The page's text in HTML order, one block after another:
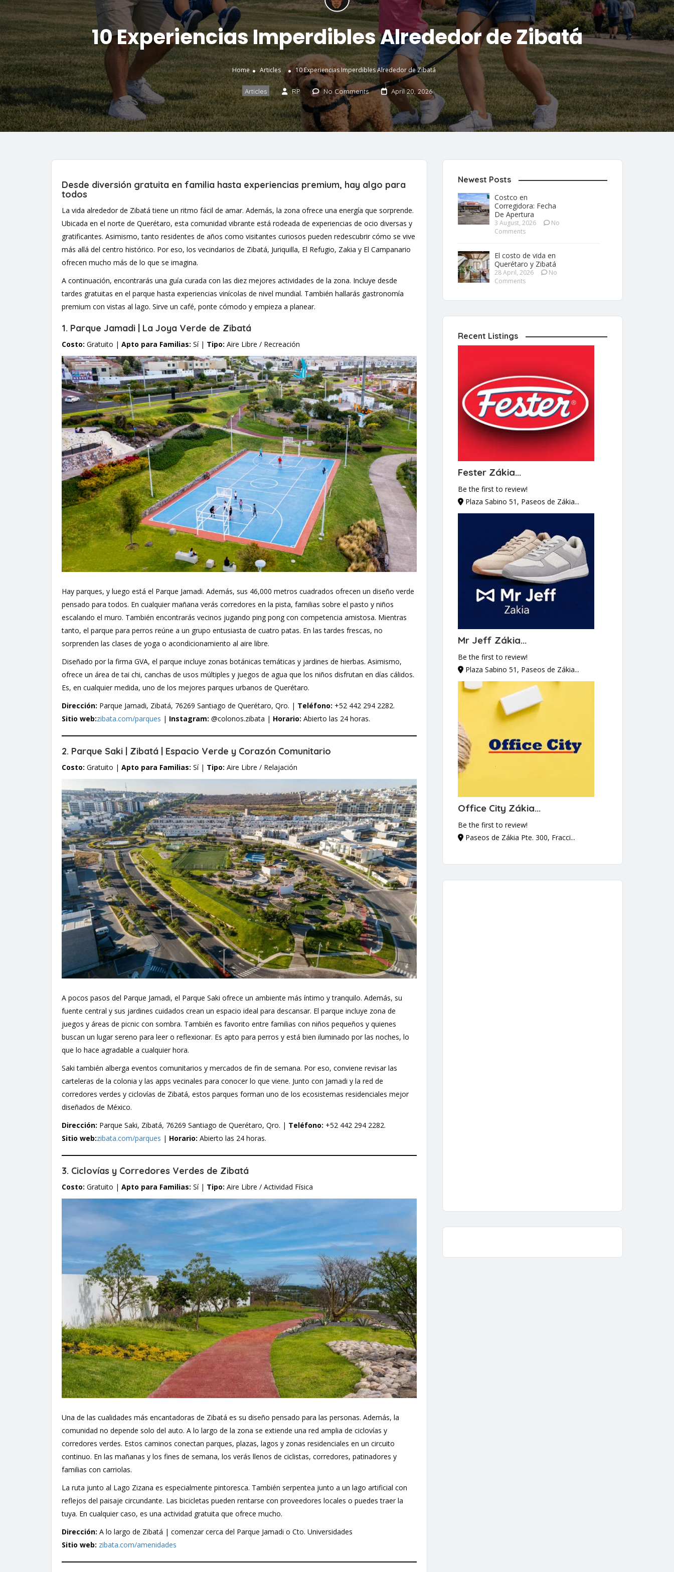
10 Experiencias Imperdibles Alrededor de Zibatá
Home Articles 10 Experiencias Imperdibles Alrededor de Zibatá
Articles RP No Comments April 20, 2026
Desde diversión gratuita en familia hasta experiencias premium, hay algo para
todos
La vida alrededor de Zibatá tiene un ritmo fácil de amar. Además, la zona ofrece una energía que sorprende.
Ubicada en el norte de Querétaro, esta comunidad vibrante está rodeada de experiencias de ocio diversas y
gratificantes. Asimismo, tanto residentes de años como visitantes curiosos pueden redescubrir cómo se vive
más allá del centro histórico. Por eso, los vecindarios de Zibatá, Juriquilla, El Refugio, Zakia y El Campanario
ofrecen mucho más de lo que se imagina.
A continuación, encontrarás una guía curada con las diez mejores actividades de la zona. Incluye desde
tardes gratuitas en el parque hasta experiencias vinícolas de nivel mundial. También hallarás gastronomía
premium con vistas al lago. Sirve un café, ponte cómodo y empieza a planear.
1. Parque Jamadi | La Joya Verde de Zibatá
Costo: Gratuito | Apto para Familias: Sí | Tipo: Aire Libre / Recreación
Hay parques, y luego está el Parque Jamadi. Además, sus 46,000 metros cuadrados ofrecen un diseño verde
pensado para todos. En cualquier mañana verás corredores en la pista, familias sobre el pasto y niños
escalando el muro. También encontrarás vecinos jugando ping pong con competencia amistosa. Mientras
tanto, el parque para perros reúne a un grupo entusiasta de cuatro patas. En las tardes frescas, no
sorprenden las clases de yoga o acondicionamiento al aire libre.
Diseñado por la firma GVA, el parque incluye zonas botánicas temáticas y jardines de hierbas. Asimismo,
ofrece un área de tai chi, canchas de usos múltiples y juegos de agua que los niños disfrutan en días cálidos.
Es, en cualquier medida, uno de los mejores parques urbanos de Querétaro.
Dirección: Parque Jamadi, Zibatá, 76269 Santiago de Querétaro, Qro. | Teléfono: +52 442 294 2282.
Sitio web:zibata.com/parques | Instagram: @colonos.zibata | Horario: Abierto las 24 horas.
2. Parque Saki | Zibatá | Espacio Verde y Corazón Comunitario
Costo: Gratuito | Apto para Familias: Sí | Tipo: Aire Libre / Relajación
A pocos pasos del Parque Jamadi, el Parque Saki ofrece un ambiente más íntimo y tranquilo. Además, su
fuente central y sus jardines cuidados crean un espacio ideal para descansar. El parque incluye zona de
juegos y áreas de picnic con sombra. También es favorito entre familias con niños pequeños y quienes
buscan un lugar sereno para leer o reflexionar. Es apto para perros y está bien iluminado por las noches, lo
que lo hace agradable a cualquier hora.
Saki también alberga eventos comunitarios y mercados de fin de semana. Por eso, conviene revisar las
carteleras de la colonia y las apps vecinales para conocer lo que viene. Junto con Jamadi y la red de
corredores verdes y ciclovías de Zibatá, estos parques forman uno de los ecosistemas residenciales mejor
diseñados de México.
Dirección: Parque Saki, Zibatá, 76269 Santiago de Querétaro, Qro. | Teléfono: +52 442 294 2282.
Sitio web:zibata.com/parques | Horario: Abierto las 24 horas.
3. Ciclovías y Corredores Verdes de Zibatá
Costo: Gratuito | Apto para Familias: Sí | Tipo: Aire Libre / Actividad Física
Una de las cualidades más encantadoras de Zibatá es su diseño pensado para las personas. Además, la
comunidad no depende solo del auto. A lo largo de la zona se extiende una red amplia de ciclovías y
corredores verdes. Estos caminos conectan parques, plazas, lagos y zonas residenciales en un circuito
continuo. En las mañanas y los fines de semana, los verás llenos de ciclistas, corredores, patinadores y
familias con carriolas.
La ruta junto al Lago Zizana es especialmente pintoresca. También serpentea junto a un lago artificial con
reflejos del paisaje circundante. Las bicicletas pueden rentarse con proveedores locales o puedes traer la
tuya. En cualquier caso, es una actividad gratuita que ofrece mucho.
Dirección: A lo largo de Zibatá | comenzar cerca del Parque Jamadi o Cto. Universidades
Sitio web: zibata.com/amenidades
Newest Posts
Costco en
Corregidora: Fecha
De Apertura
3 August, 2026
No
Comments
El costo de vida en
Querétaro y Zibatá
28 April, 2026
No
Comments
Recent Listings
Fester Zákia...
Be the first to review!
Plaza Sabino 51, Paseos de Zákia...
Mr Jeff Zákia...
Be the first to review!
Plaza Sabino 51, Paseos de Zákia...
Office City Zákia...
Be the first to review!
Paseos de Zákia Pte. 300, Fracci...